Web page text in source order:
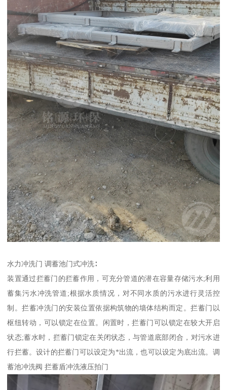
水力冲洗门 调蓄池门式冲洗∶
装置通过拦蓄门的拦蓄作用，可充分管道的潜在容量存储污水;利用
蓄集污水冲洗管道;根据水质情况，对不同水质的污水进行灵活控
制。拦蓄冲洗门的安装位置依据构筑物的墙体结构而定。拦蓄门以
枢纽转动，可以锁定在位置。闲置时，拦蓄门可以锁定在较大开启
状态;蓄水时，拦蓄门锁定在关闭状态，与管道底部闭合，对污水进
行拦蓄。设计的拦蓄门可以设定为*出流，也可以设定为底出流。调
蓄池冲洗阀 拦蓄盾冲洗液压拍门